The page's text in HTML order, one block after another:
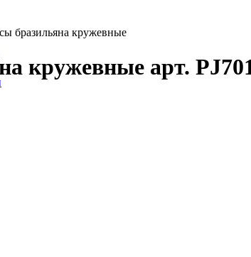
бразильяна кружевные
кружевные арт.